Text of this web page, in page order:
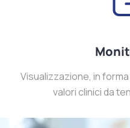
Visualizzazione, in
valori clinici da